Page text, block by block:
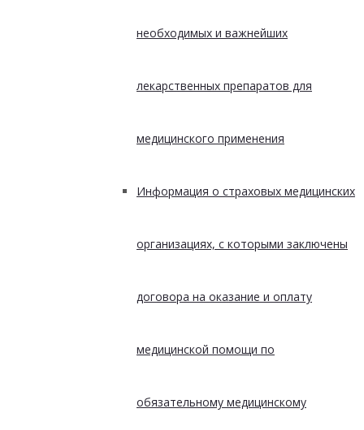
необходимых и важнейших
лекарственных препаратов для
медицинского применения
Информация о страховых медицинских
организациях, с которыми заключены
договора на оказание и оплату
медицинской помощи по
обязательному медицинскому